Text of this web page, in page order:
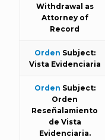
Withdrawal as
Attorney of
Record
Orden Subject:
Vista Evidenciaria
Orden Subject:
Orden
Reseñalamiento
de Vista
Evidenciaria.